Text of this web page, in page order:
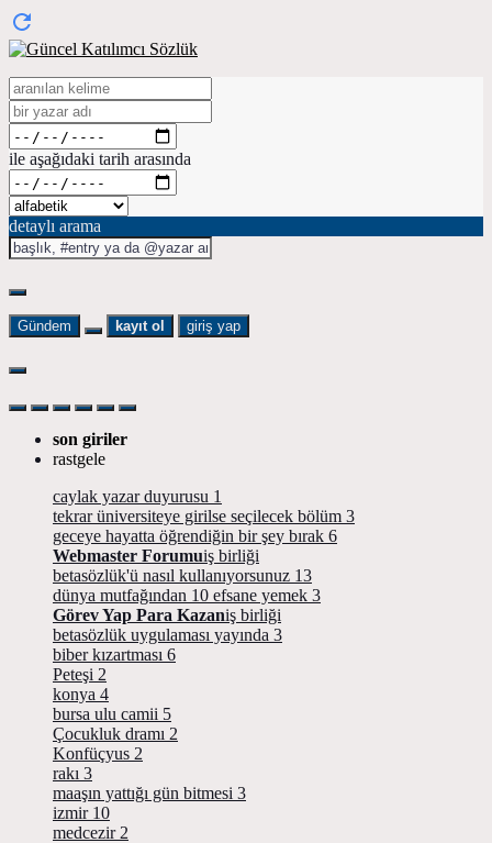
ile aşağıdaki tarih arasında
detaylı arama
Gündem kayıt ol giriş yap
son giriler
rastgele
caylak yazar duyurusu 1
tekrar üniversiteye girilse seçilecek bölüm 3
geceye hayatta öğrendiğin bir şey bırak 6
Webmaster Forumuiş birliği
betasözlük'ü nasıl kullanıyorsunuz 13
dünya mutfağından 10 efsane yemek 3
Görev Yap Para Kazaniş birliği
betasözlük uygulaması yayında 3
biber kızartması 6
Peteşi 2
konya 4
bursa ulu camii 5
Çocukluk dramı 2
Konfüçyus 2
rakı 3
maaşın yattığı gün bitmesi 3
izmir 10
medcezir 2